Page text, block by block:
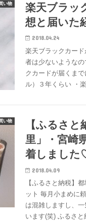
い物
楽天ブラッ
想と届いた
2018.04.24
楽天ブラックカー
者は少ないような
クカードが届くま
ル）３年くらい ・
い物
【ふるさ
里」・宮崎
着しまし
2018.04.09
【ふるさと納税】
ット 毎月小まめに
は混雑しますし、
います(笑) ふるさ